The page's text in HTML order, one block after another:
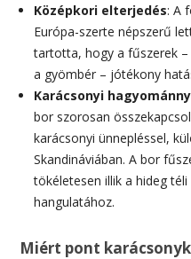
Középkori elterjedés: A
Európa-szerte népszerű
tartotta, hogy a fűszerek
a gyömbér – jótékony
Karácsonyi
bor szorosan
karácsonyi ünnepléssel,
Skandináviában. A bor
tökéletesen illik a hideg
hangulatához.
Miért pont